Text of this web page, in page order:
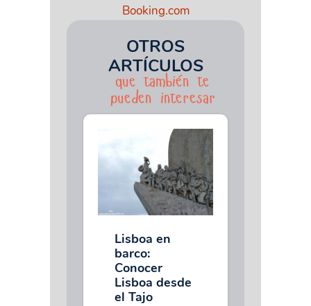
Booking.com
OTROS
ARTÍCULOS
que también te
pueden interesar
Lisboa en
barco:
Conocer
Lisboa desde
el Tajo